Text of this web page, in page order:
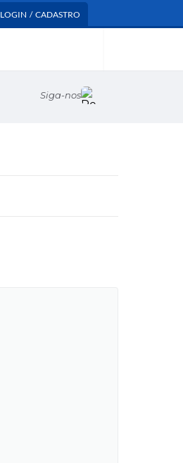
LOGIN / CADASTRO
Siga-nos